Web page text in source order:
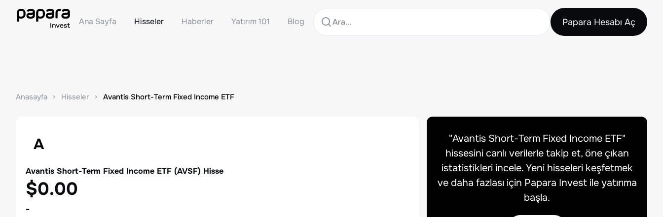
Ana Sayfa Hisseler Haberler Yatırım 101 Blog Papara Hesabı Aç
Anasayfa Hisseler Avantis Short-Term Fixed Income ETF
A
Avantis Short-Term Fixed Income ETF (AVSF) Hisse
$0.00
-
"Avantis Short-Term Fixed Income ETF"
hissesini canlı verilerle takip et, öne çıkan
istatistikleri incele. Yeni hisseleri keşfetmek
ve daha fazlası için Papara Invest ile yatırıma
başla.